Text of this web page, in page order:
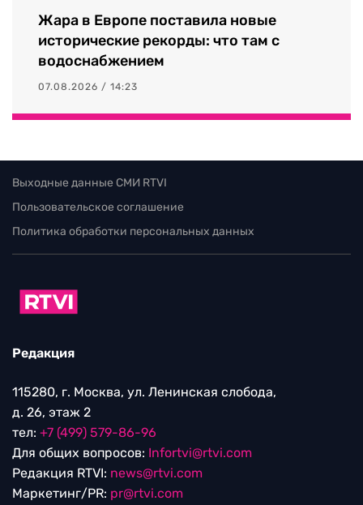
Жара в Европе поставила новые
исторические рекорды: что там с
водоснабжением
07.08.2026 / 14:23
Выходные данные СМИ RTVI
Пользовательское соглашение
Политика обработки персональных данных
Редакция
115280, г. Москва, ул. Ленинская слобода,
д. 26, этаж 2
тел: +7 (499) 579-86-96
Для общих вопросов: Infortvi@rtvi.com
Редакция RTVI: news@rtvi.com
Маркетинг/PR: pr@rtvi.com